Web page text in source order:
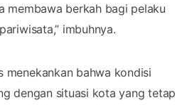
membawa berkah bagi pelaku
imbuhnya.
menekankan bahwa kondisi
dengan situasi kota yang tetap